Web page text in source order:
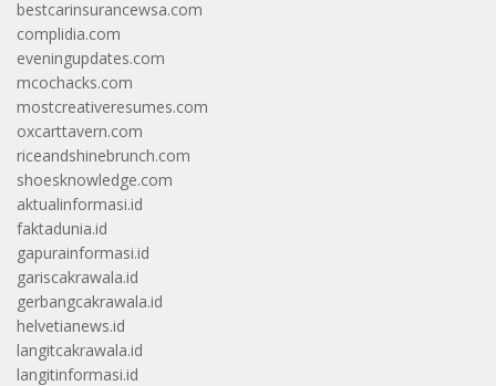
bestcarinsurancewsa.com
complidia.com
eveningupdates.com
mcochacks.com
mostcreativeresumes.com
oxcarttavern.com
riceandshinebrunch.com
shoesknowledge.com
aktualinformasi.id
faktadunia.id
gapurainformasi.id
gariscakrawala.id
gerbangcakrawala.id
helvetianews.id
langitcakrawala.id
langitinformasi.id